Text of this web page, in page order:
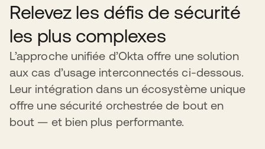
Relevez les défis de sécurité
les plus complexes
L’approche unifiée d’Okta offre une solution
aux cas d’usage interconnectés ci-dessous.
Leur intégration dans un écosystème unique
offre une sécurité orchestrée de bout en
bout — et bien plus performante.